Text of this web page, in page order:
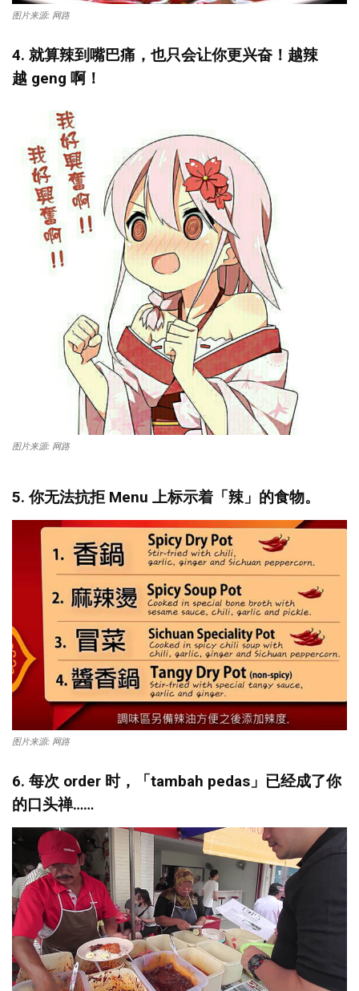
图片来源: 网路
4. 就算辣到嘴巴痛，也只会让你更兴奋！越辣
越 geng 啊！
图片来源: 网路
5. 你无法抗拒 Menu 上标示着「辣」的食物。
图片来源: 网路
6. 每次 order 时，「tambah pedas 」已经成了你
的口头禅……